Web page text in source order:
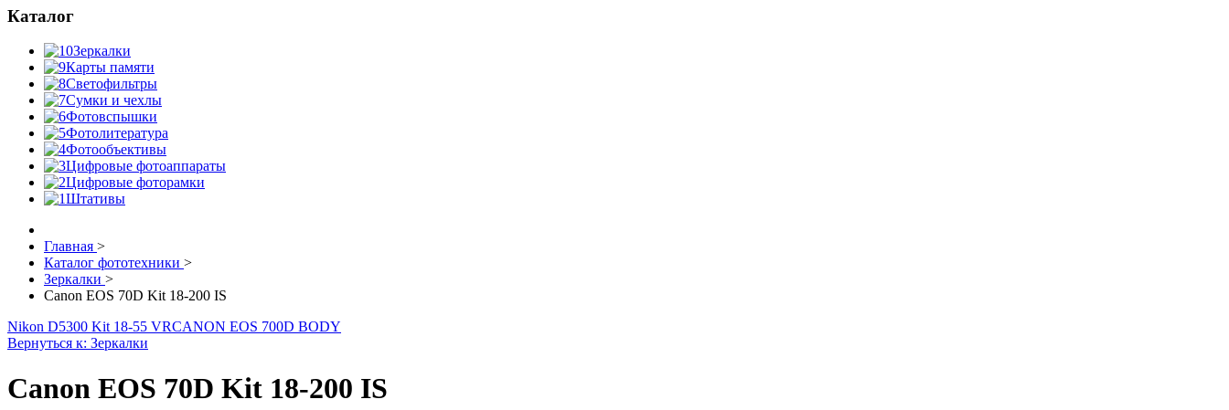
Каталог
Зеркалки
Карты памяти
Светофильтры
Сумки и чехлы
Фотовспышки
Фотолитература
Фотообъективы
Цифровые фотоаппараты
Цифровые фоторамки
Штативы
Главная >
Каталог фототехники >
Зеркалки >
Canon EOS 70D Kit 18-200 IS
Nikon D5300 Kit 18-55 VRCANON EOS 700D BODY
Вернуться к: Зеркалки
Canon EOS 70D Kit 18-200 IS